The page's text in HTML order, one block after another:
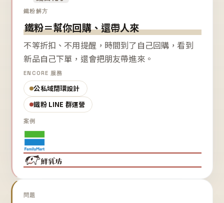
鐵粉解方
鐵粉＝幫你回購、還帶人來
不等折扣、不用提醒，時間到了自己回購，看到
新品自己下單，還會把朋友帶進來。
ENCORE 服務
公私域閉環設計
鐵粉 LINE 群運營
案例
問題